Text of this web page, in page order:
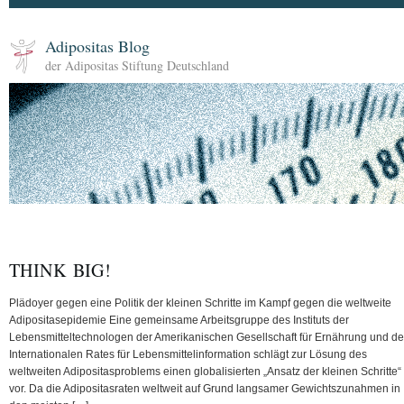
Adipositas Blog
der Adipositas Stiftung Deutschland
THINK BIG!
Plädoyer gegen eine Politik der kleinen Schritte im Kampf gegen die weltweite
Adipositasepidemie Eine gemeinsame Arbeitsgruppe des Instituts der
Lebensmitteltechnologen der Amerikanischen Gesellschaft für Ernährung und
Internationalen Rates für Lebensmittelinformation schlägt zur Lösung des
weltweiten Adipositasproblems einen globalisierten „Ansatz der kleinen Schritte“
vor. Da die Adipositasraten weltweit auf Grund langsamer Gewichtszunahmen in